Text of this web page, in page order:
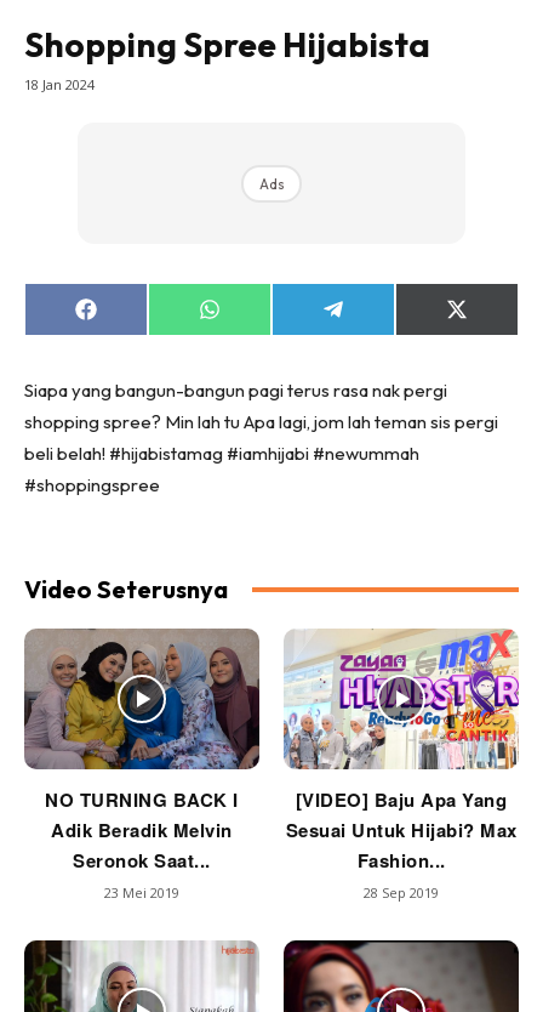
Shopping Spree Hijabista
18 Jan 2024
Ads
Share
on
Share
on
Share
on
Share
on
Siapa yang bangun-bangun pagi terus rasa nak pergi
shopping spree? Min lah tu Apa lagi, jom lah teman sis pergi
beli belah! #hijabistamag #iamhijabi #newummah
#shoppingspree
Video Seterusnya
NO TURNING BACK I
Adik Beradik Melvin
Seronok Saat...
23 Mei 2019
[VIDEO] Baju Apa Yang
Sesuai Untuk Hijabi? Max
Fashion...
28 Sep 2019